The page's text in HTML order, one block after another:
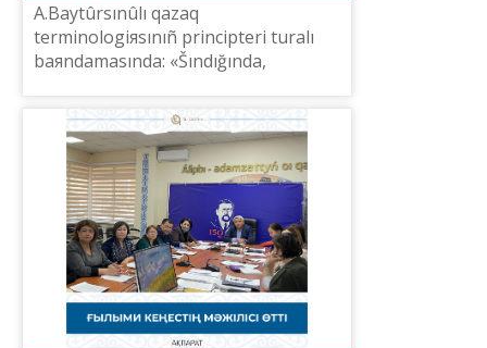
A.Baytûrsınûlı qazaq
terminologiяsınıñ principterі turalı
baяndamasında: «Šındığında,
šığatının, mašinalar žûmıstı našar
іsteytіnіn, önerkâs...